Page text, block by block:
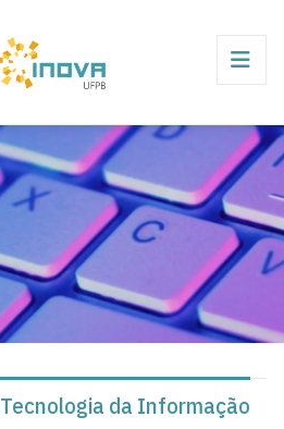
Tecnologia da Informação